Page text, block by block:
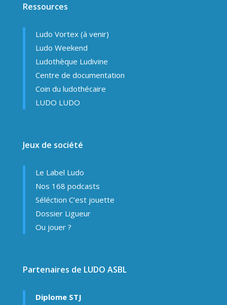
Ressources
Ludo Vortex (à venir)
Ludo Weekend
Ludothèque Ludivine
Centre de documentation
Coin du ludothécaire
LUDO LUDO
Jeux de société
Le Label Ludo
Nos 168 podcasts
Séléction C’est jouette
Dossier Ligueur
Ou jouer ?
Partenaires de LUDO ASBL
Diplome STJ